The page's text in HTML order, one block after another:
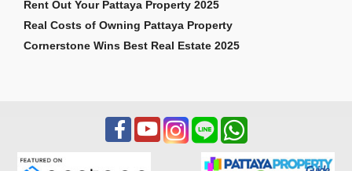
Rent Out Your Pattaya Property 2025
Real Costs of Owning Pattaya Property
Cornerstone Wins Best Real Estate 2025